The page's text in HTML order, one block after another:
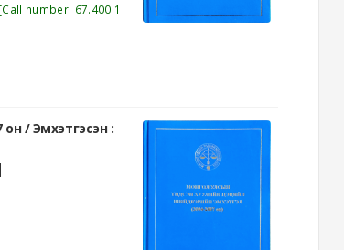
Call number: 67.400.1
он /Эмхэтгэсэн :